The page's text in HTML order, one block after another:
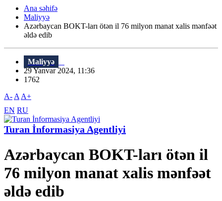
Ana səhifə
Maliyyə
Azərbaycan BOKT-ları ötən il 76 milyon manat xalis mənfəət
əldə edib
Maliyyə
29 Yanvar 2024, 11:36
1762
A- A A+
EN RU
Turan İnformasiya Agentliyi
Azərbaycan BOKT-ları ötən il
76 milyon manat xalis mənfəət
əldə edib